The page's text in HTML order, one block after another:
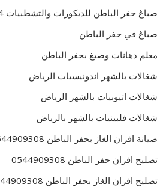
صباغ حفر الباطن للديكورات والتشطبيات 00201281981344
صباغ في حفر الباطن
معلم دهانات وصبغ بحفر الباطن
شغالات بالشهر اندونيسيات الرياض
شغالات اثيوبيات بالشهر الرياض
شغالات فلبينيات بالشهر بالرياض
صيانة افران الغاز بحفر الباطن 0544909308
تصليح افران حفر الباطن 0544909308
تصليح افران الغاز بحفر الباطن 0544909308